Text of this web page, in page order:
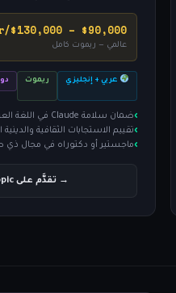
$90,000 – $130,000/yr
عالمي — ريموت كامل
عربي + إنجليزي ريموت
ضمان سلامة Claude في اللغة العربية
تقييم الاستجابات الثقافية
ماجستير أو دكتوراه في مجال ذي
→ تقدَّم على Anthropic